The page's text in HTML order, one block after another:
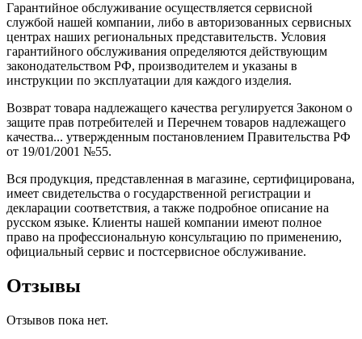
Гарантийное обслуживание осуществляется сервисной
службой нашей компании, либо в авторизованных сервисных
центрах наших региональных представительств. Условия
гарантийного обслуживания определяются действующим
законодательством РФ, производителем и указаны в
инструкции по эксплуатации для каждого изделия.
Возврат товара надлежащего качества регулируется Законом о
защите прав потребителей и Перечнем товаров надлежащего
качества... утвержденным постановлением Правительства РФ
от 19/01/2001 №55.
Вся продукция, представленная в магазине, сертифицирована,
имеет свидетельства о государственной регистрации и
декларации соответствия, а также подробное описание на
русском языке. Клиенты нашей компании имеют полное
право на профессиональную консультацию по применению,
официальный сервис и постсервисное обслуживание.
Отзывы
Отзывов пока нет.